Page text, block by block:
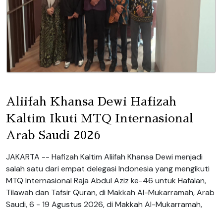
Aliifah Khansa Dewi Hafizah
Kaltim Ikuti MTQ Internasional
Arab Saudi 2026
JAKARTA -- Hafizah Kaltim Aliifah Khansa Dewi menjadi
salah satu dari empat delegasi Indonesia yang mengikuti
MTQ Internasional Raja Abdul Aziz ke-46 untuk Hafalan,
Tilawah dan Tafsir Quran, di Makkah Al-Mukarramah, Arab
Saudi, 6 - 19 Agustus 2026, di Makkah Al-Mukarramah,